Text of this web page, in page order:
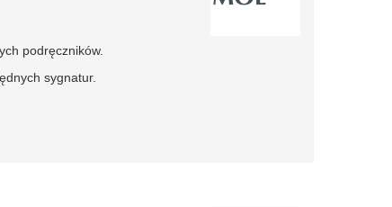
podręczników.
sygnatur.